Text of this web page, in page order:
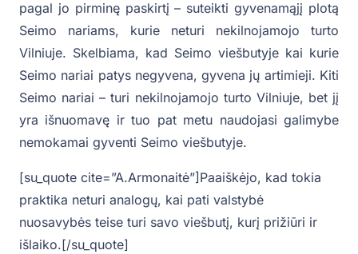
pagal jo pirminę paskirtį – suteikti gyvenamąjį plotą
Seimo nariams, kurie neturi nekilnojamojo turto
Vilniuje. Skelbiama, kad Seimo viešbutyje kai kurie
Seimo nariai patys negyvena, gyvena jų artimieji. Kiti
Seimo nariai – turi nekilnojamojo turto Vilniuje, bet jį
yra išnuomavę ir tuo pat metu naudojasi galimybe
nemokamai gyventi Seimo viešbutyje.
[su_quote cite=”A.Armonaitė”]Paaiškėjo, kad tokia
praktika neturi analogų, kai pati valstybė
nuosavybės teise turi savo viešbutį, kurį prižiūri ir
išlaiko.[/su_quote]